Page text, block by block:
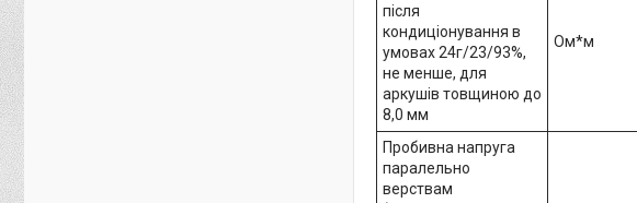
після
кондиціонування в
умовах 24г/23/93%,
не менше, для
аркушів товщиною до
8,0 мм
Ом*м
Пробивна напруга
паралельно
верствам